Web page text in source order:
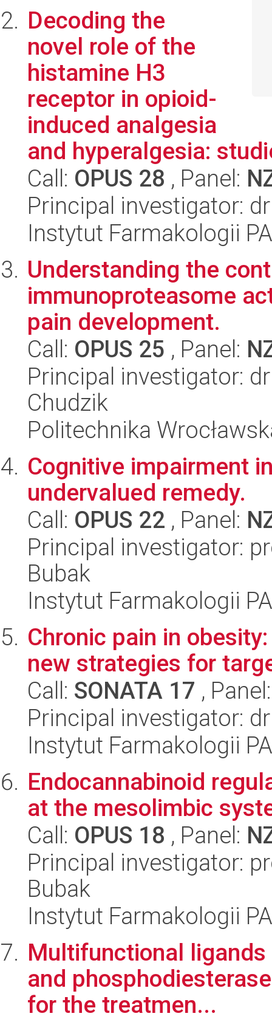
Decoding the
novel role of the
histamine H3
receptor in opioid-
induced analgesia
and hyperalgesia:
Call: OPUS 28 , Panel:
Principal investigator:
Instytut Farmakologii
Understanding the
immunoproteasome
pain development.
Call: OPUS 25 , Panel:
Principal investigator:
Chudzik
Politechnika
Cognitive impairment
undervalued remedy.
Call: OPUS 22 , Panel:
Principal investigator:
Bubak
Instytut Farmakologii
Chronic pain in
new strategies for
Call: SONATA 17 ,
Principal investigator:
Instytut Farmakologii
Endocannabinoid
at the mesolimbic
Call: OPUS 18 , Panel:
Principal investigator:
Bubak
Instytut Farmakologii
Multifunctional ligands
and
for the treatmen...